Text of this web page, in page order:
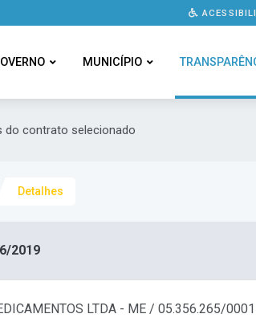
MUNICÍPIO
do contrato selecionado
Detalhes
2019
LTDA - ME / 05.356.265/